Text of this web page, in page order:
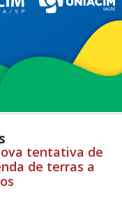
tentativa de
de terras a